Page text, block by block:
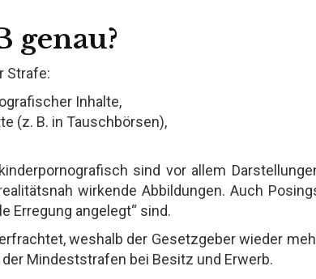
genau?
Strafe:
Inhalte,
(z. B. in Tauschbörsen),
sind vor allem
wirkende Abbildungen. Auch
Erregung angelegt“ sind.
weshalb der Gesetzgeber wieder
Mindeststrafen bei Besitz und Erwerb.